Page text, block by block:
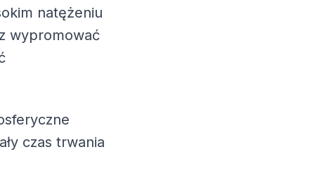
natężeniu
wypromować
czas trwania